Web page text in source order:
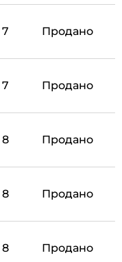
7 Продано
7 Продано
8 Продано
8 Продано
8 Продано